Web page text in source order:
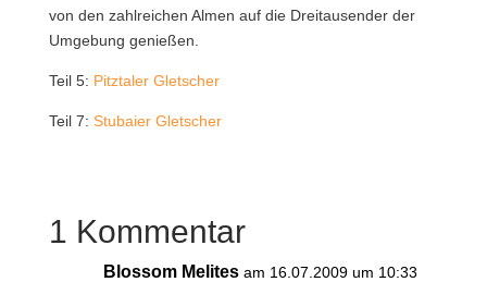
von den zahlreichen Almen auf die Dreitausender der
Umgebung genießen.
Teil 5: Pitztaler Gletscher
Teil 7: Stubaier Gletscher
1 Kommentar
Blossom Melites am 16.07.2009 um 10:33